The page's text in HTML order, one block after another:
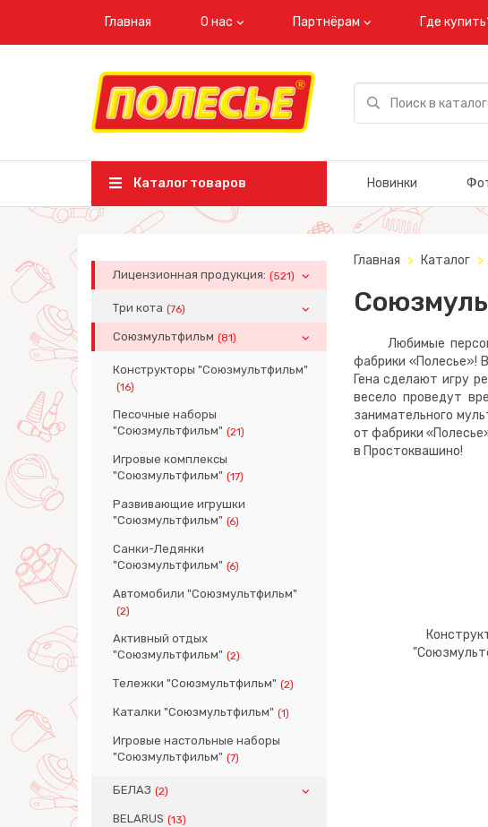
Главная О нас Партнёрам Где
Каталог товаров Новинки
Лицензионная продукция: (521)
Три кота (76)
Союзмультфильм (81)
Конструкторы "Союзмультфильм"
(16)
Песочные наборы
"Союзмультфильм" (21)
Игровые комплексы
"Союзмультфильм" (17)
Развивающие игрушки
"Союзмультфильм" (6)
Санки-Ледянки
"Союзмультфильм" (6)
Автомобили "Союзмультфильм"
(2)
Активный отдых
"Союзмультфильм" (2)
Тележки "Союзмультфильм" (2)
Каталки "Союзмультфильм" (1)
Игровые настольные наборы
"Союзмультфильм" (7)
БЕЛАЗ (2)
BELARUS (13)
Главная Каталог
Любимые
фабрики «Полесье»!
Гена сделают игру
весело проведут
занимательного
от фабрики
в Простоквашино!